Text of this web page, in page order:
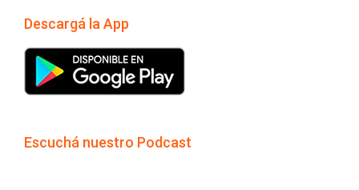
Descargá la App
Escuchá nuestro Podcast